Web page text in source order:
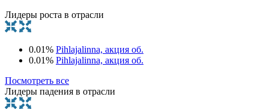
Лидеры роста в отрасли
0.01% Pihlajalinna, акция об.
0.01% Pihlajalinna, акция об.
Посмотреть все
Лидеры падения в отрасли